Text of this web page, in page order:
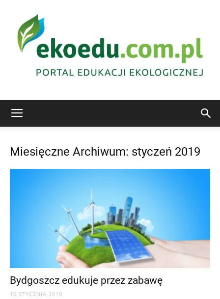
Abrys
Miesięczne Archiwum: styczeń 2019
Bydgoszcz edukuje przez zabawę
10 STYCZNIA 2019